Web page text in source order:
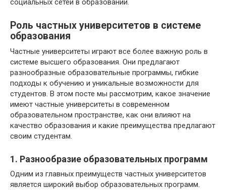
социальных сетей в образовании.
Роль частных университетов в системе
образования
Частные университеты играют все более важную роль в
системе высшего образования. Они предлагают
разнообразные образовательные программы, гибкие
подходы к обучению и уникальные возможности для
студентов. В этом посте мы рассмотрим, какое значение
имеют частные университеты в современном
образовательном пространстве, как они влияют на
качество образования и какие преимущества предлагают
своим студентам.
1. Разнообразие образовательных программ
Одним из главных преимуществ частных университетов
является широкий выбор образовательных программ.